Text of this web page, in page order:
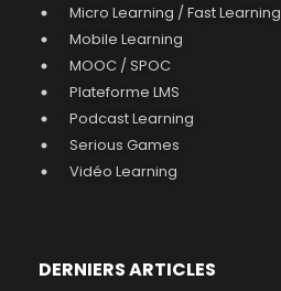
Micro Learning / Fast Learning
Mobile Learning
MOOC / SPOC
Plateforme LMS
Podcast Learning
Serious Games
Vidéo Learning
DERNIERS ARTICLES